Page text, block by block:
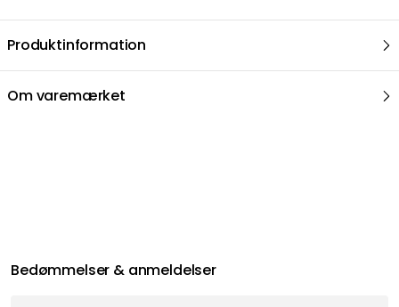
Produktinformation
Om varemærket